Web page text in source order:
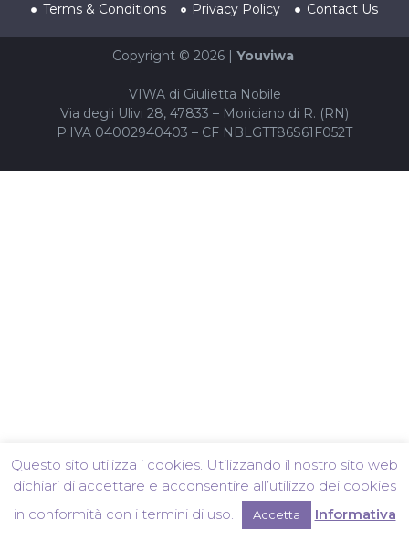
Terms & Conditions Privacy Policy Contact Us
Copyright © 2026 | Youviwa
VIWA di Giulietta Nobile
Via degli Ulivi 28, 47833 – Moriciano di R. (RN)
P.IVA 04002940403 – CF NBLGTT86S61F052T
Questo sito utilizza i cookies. Utilizzando il nostro sito web
dichiari di accettare e acconsentire all’utilizzo dei cookies
in conformità con i termini di uso.
Accetta Informativa